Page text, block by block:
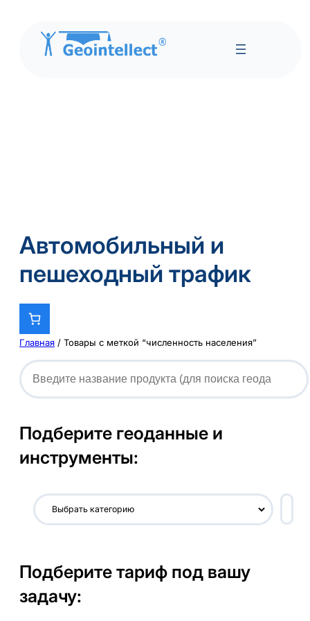
Автомобильный и
пешеходный трафик
Главная / Товары с меткой “численность населения”
Подберите геоданные и
инструменты:
В
ы
а
ь
Подберите тариф под вашу
задачу: